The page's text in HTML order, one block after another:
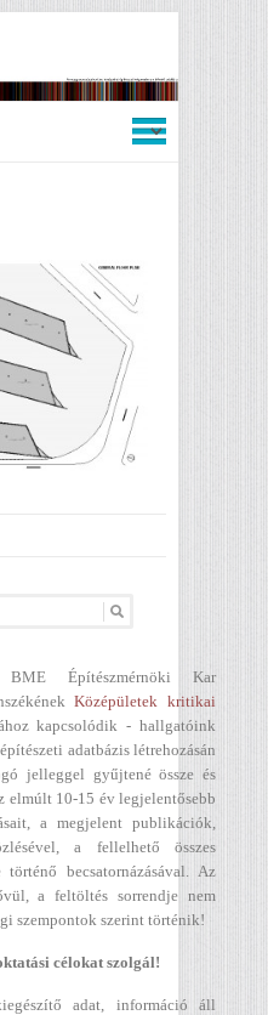
Építészmérnöki Kar
Középületek kritikai
kapcsolódik - hallgatóink
adatbázis létrehozásán
jelleggel gyűjtené össze és
elmúlt 10-15 év legjelentősebb
a megjelent publikációk,
a fellelhető összes
becsatornázásával. Az
a feltöltés sorrendje nem
szempontok szerint történik!
célokat szolgál!
adat, információ áll